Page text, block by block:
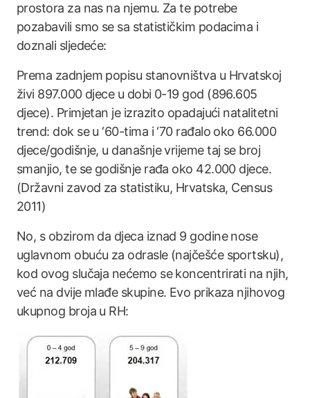
prostora za nas na njemu. Za te potrebe
pozabavili smo se sa statističkim podacima i
doznali sljedeće:
Prema zadnjem popisu stanovništva u Hrvatskoj
živi 897.000 djece u dobi 0-19 god (896.605
djece). Primjetan je izrazito opadajući natalitetni
trend: dok se u ‘60-tima i ‘70 rađalo oko 66.000
djece/godišnje, u današnje vrijeme taj se broj
smanjio, te se godišnje rađa oko 42.000 djece.
(Državni zavod za statistiku, Hrvatska, Census
2011)
No, s obzirom da djeca iznad 9 godine nose
uglavnom obuću za odrasle (najčešće sportsku),
kod ovog slučaja nećemo se koncentrirati na njih,
već na dvije mlađe skupine. Evo prikaza njihovog
ukupnog broja u RH: